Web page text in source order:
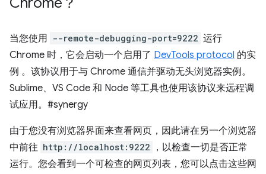
当您使用 --remote-debugging-port=9222 运行
Chrome 时，它会启动一个启用了 DevTools protocol 的实
例 。该协议用于与 Chrome 通信并驱动无头浏览器实例。
Sublime、VS Code 和 Node 等工具也使用该协议来远程调
试应用。#synergy
由于您没有浏览器界面来查看网页，因此请在另一个浏览器
中前往 http://localhost:9222
，以检查一切是否正常
运行。您会看到一个可检查的网页列表，您可以点击这些网